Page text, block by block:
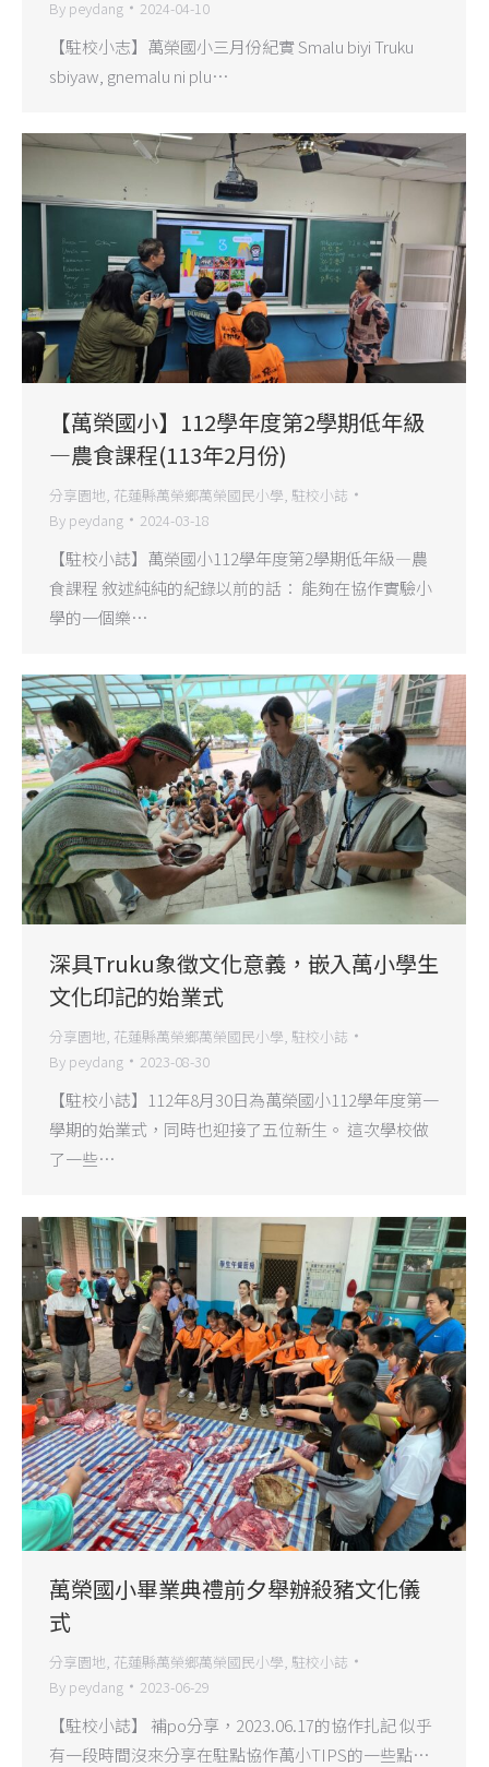
By peydang 2024-04-10
【駐校小志】萬榮國小三月份紀實 Smalu biyi Truku
sbiyaw, gnemalu ni plu…
【萬榮國小】112學年度第2學期低年級
—農食課程(113年2月份)
分享園地 花蓮縣萬榮鄉萬榮國民小學 駐校小誌
By peydang 2024-03-18
【駐校小誌】萬榮國小112學年度第2學期低年級—農
食課程 敘述純純的紀錄以前的話： 能夠在協作實驗小
學的一個樂…
深具Truku象徵文化意義，嵌入萬小學生
文化印記的始業式
分享園地 花蓮縣萬榮鄉萬榮國民小學 駐校小誌
By peydang 2023-08-30
【駐校小誌】112年8月30日為萬榮國小112學年度第一
學期的始業式，同時也迎接了五位新生。 這次學校做
了一些…
萬榮國小畢業典禮前夕舉辦殺豬文化儀
式
分享園地, 花蓮縣萬榮鄉萬榮國民小學, 駐校小誌
By peydang 2023-06-29
【駐校小誌】 補po分享，2023.06.17的協作扎記 似乎
有一段時間沒來分享在駐點協作萬小TIPS的一些點…